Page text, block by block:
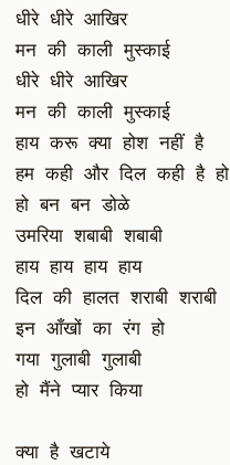
धीरे धीरे आखिर
मन की काली मुस्काई
धीरे धीरे आखिर
मन की काली मुस्काई
हाय करू क्या होश नहीं है
हम कही और दिल कही है हो
हो बन बन डोळे
उमरिया शबाबी शबाबी
हाय हाय हाय हाय
दिल की हालत शराबी शराबी
इन आँखों का रंग हो
गया गुलाबी गुलाबी
हो मैंने प्यार किया
क्या है खटाये